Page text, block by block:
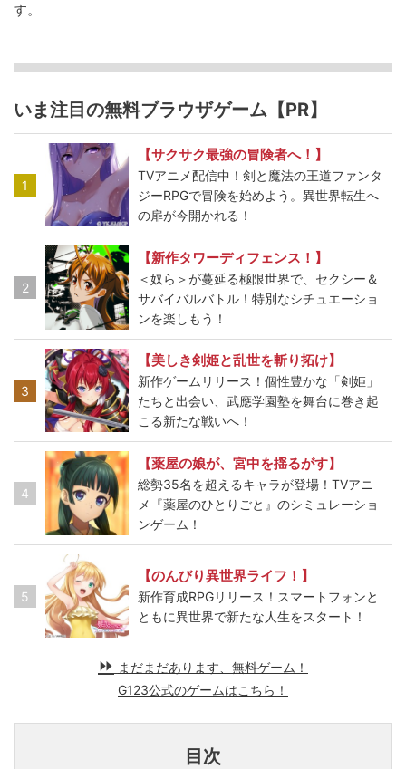
す。
いま注目の無料ブラウザゲーム【PR】
1
【サクサク最強の冒険者へ！】
TVアニメ配信中！剣と魔法の王道ファンタ
ジーRPGで冒険を始めよう。異世界転生へ
の扉が今開かれる！
2
【新作タワーディフェンス！】
＜奴ら＞が蔓延る極限世界で、セクシー＆
サバイバルバトル！特別なシチュエーショ
ンを楽しもう！
3
【美しき剣姫と乱世を斬り拓け】
新作ゲームリリース！個性豊かな「剣姫」
たちと出会い、武應学園塾を舞台に巻き起
こる新たな戦いへ！
4
【薬屋の娘が、宮中を揺るがす】
総勢35名を超えるキャラが登場！TVアニ
メ『薬屋のひとりごと』のシミュレーショ
ンゲーム！
5
【のんびり異世界ライフ！】
新作育成RPGリリース！スマートフォンと
ともに異世界で新たな人生をスタート！
まだまだあります、無料ゲーム！
G123公式のゲームはこちら！
目次